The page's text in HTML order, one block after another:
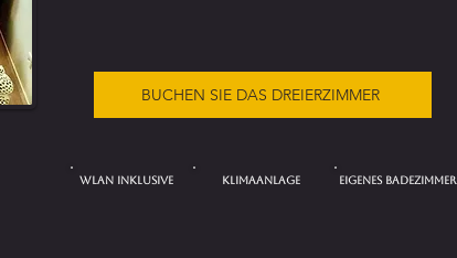
BUCHEN SIE DAS DREIERZIMMER
WLAN INKLUSIVE KLIMAANLAGE EIGENES BADEZIMMER